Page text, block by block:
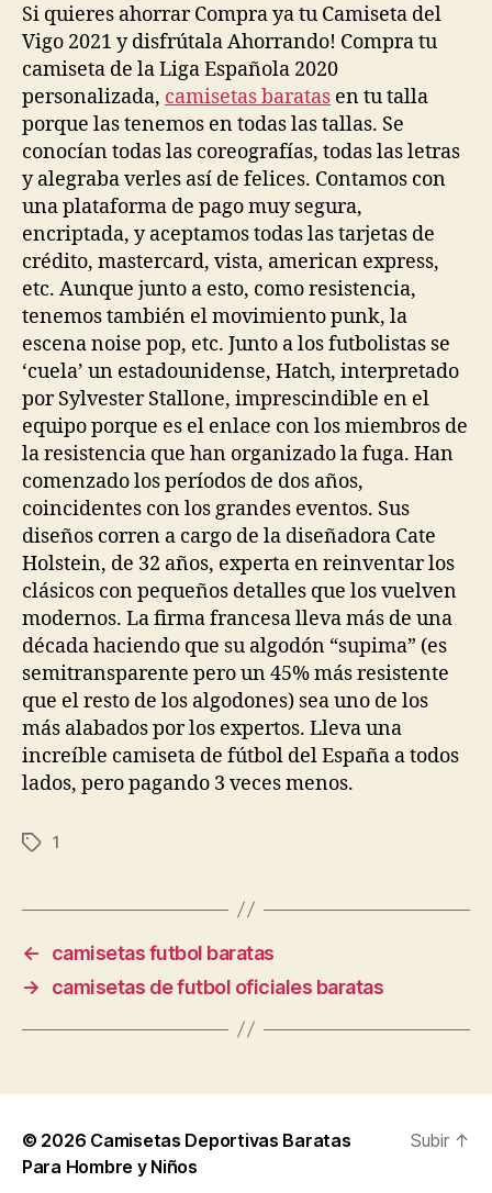
Si quieres ahorrar Compra ya tu Camiseta del
Vigo 2021 y disfrútala Ahorrando! Compra tu
camiseta de la Liga Española 2020
personalizada, camisetas baratas en tu talla
porque las tenemos en todas las tallas. Se
conocían todas las coreografías, todas las letras
y alegraba verles así de felices. Contamos con
una plataforma de pago muy segura,
encriptada, y aceptamos todas las tarjetas de
crédito, mastercard, vista, american express,
etc. Aunque junto a esto, como resistencia,
tenemos también el movimiento punk, la
escena noise pop, etc. Junto a los futbolistas se
‘cuela’ un estadounidense, Hatch, interpretado
por Sylvester Stallone, imprescindible en el
equipo porque es el enlace con los miembros de
la resistencia que han organizado la fuga. Han
comenzado los períodos de dos años,
coincidentes con los grandes eventos. Sus
diseños corren a cargo de la diseñadora Cate
Holstein, de 32 años, experta en reinventar los
clásicos con pequeños detalles que los vuelven
modernos. La firma francesa lleva más de una
década haciendo que su algodón “supima” (es
semitransparente pero un 45% más resistente
que el resto de los algodones) sea uno de los
más alabados por los expertos. Lleva una
increíble camiseta de fútbol del España a todos
lados, pero pagando 3 veces menos.
Etiquetas
1
←
camisetas futbol baratas
→
camisetas de futbol oficiales baratas
© 2026 Camisetas Deportivas Baratas
Para Hombre y Niños
Subir ↑